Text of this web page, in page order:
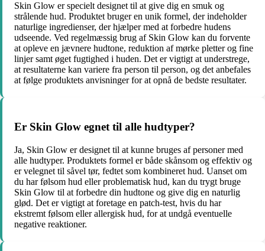
Skin Glow er specielt designet til at give dig en smuk og
strålende hud. Produktet bruger en unik formel, der indeholder
naturlige ingredienser, der hjælper med at forbedre hudens
udseende. Ved regelmæssig brug af Skin Glow kan du forvente
at opleve en jævnere hudtone, reduktion af mørke pletter og fine
linjer samt øget fugtighed i huden. Det er vigtigt at understrege,
at resultaterne kan variere fra person til person, og det anbefales
at følge produktets anvisninger for at opnå de bedste resultater.
Er Skin Glow egnet til alle hudtyper?
Ja, Skin Glow er designet til at kunne bruges af personer med
alle hudtyper. Produktets formel er både skånsom og effektiv og
er velegnet til såvel tør, fedtet som kombineret hud. Uanset om
du har følsom hud eller problematisk hud, kan du trygt bruge
Skin Glow til at forbedre din hudtone og give dig en naturlig
glød. Det er vigtigt at foretage en patch-test, hvis du har
ekstremt følsom eller allergisk hud, for at undgå eventuelle
negative reaktioner.